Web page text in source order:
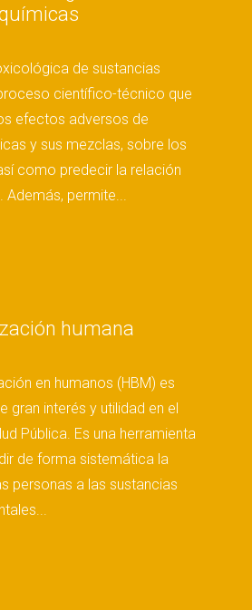
de sustancias
científico-técnico que
efectos adversos de
y sus mezclas, sobre los
como predecir la relación
Además, permite...
humana
en humanos (HBM) es
gran interés y utilidad en el
Pública. Es una herramienta
de forma sistemática la
personas a las sustancias